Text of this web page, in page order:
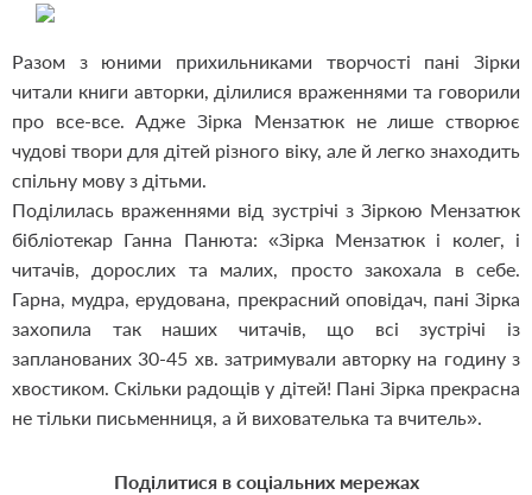
Разом з юними прихильниками творчості пані Зірки
читали книги авторки, ділилися враженнями та говорили
про все-все. Адже Зірка Мензатюк не лише створює
чудові твори для дітей різного віку, але й легко знаходить
спільну мову з дітьми.
Поділилась враженнями від зустрічі з Зіркою Мензатюк
бібліотекар Ганна Панюта: «Зірка Мензатюк і колег, і
читачів, дорослих та малих, просто закохала в себе.
Гарна, мудра, ерудована, прекрасний оповідач, пані Зірка
захопила так наших читачів, що всі зустрічі із
запланованих 30-45 хв. затримували авторку на годину з
хвостиком. Скільки радощів у дітей! Пані Зірка прекрасна
не тільки письменниця, а й вихователька та вчитель».
Поділитися в соціальних мережах